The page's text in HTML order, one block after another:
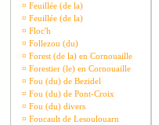
¤ Feuillée (de la)
¤ Feuillée (de la)
¤ Floc'h
¤ Follezou (du)
¤ Forest (de la) en Cornouaille
¤ Forestier (le) en Cornouaille
¤ Fou (du) de Bezidel
¤ Fou (du) de Pont-Croix
¤ Fou (du) divers
¤ Foucault de Lesoulouarn